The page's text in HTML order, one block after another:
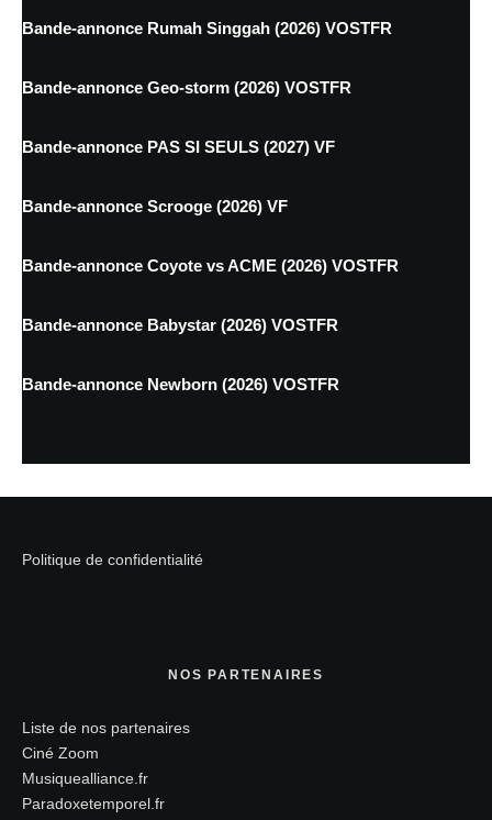
Bande-annonce Rumah Singgah (2026) VOSTFR
Bande-annonce Geo-storm (2026) VOSTFR
Bande-annonce PAS SI SEULS (2027) VF
Bande-annonce Scrooge (2026) VF
Bande-annonce Coyote vs ACME (2026) VOSTFR
Bande-annonce Babystar (2026) VOSTFR
Bande-annonce Newborn (2026) VOSTFR
Politique de confidentialité
NOS PARTENAIRES
Liste de nos partenaires
Ciné Zoom
Musiquealliance.fr
Paradoxetemporel.fr